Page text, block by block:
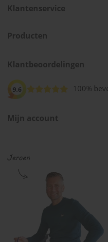
Klantenservice
Producten
Klantbeoordelingen
9.6 100%
Mijn account